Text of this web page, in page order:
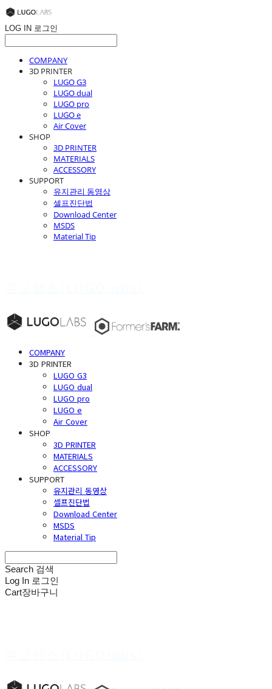
LOG IN 로그인
COMPANY
3D PRINTER
LUGO G3
LUGO dual
LUGO pro
LUGO e
Air Cover
SHOP
3D PRINTER
MATERIALS
ACCESSORY
SUPPORT
유지관리 동영상
셀프진단법
Download Center
MSDS
Material Tip
COMPANY
3D PRINTER
LUGO G3
LUGO dual
LUGO pro
LUGO e
Air Cover
SHOP
3D PRINTER
MATERIALS
ACCESSORY
SUPPORT
유지관리 동영상
셀프진단법
Download Center
MSDS
Material Tip
Search 검색
Log In 로그인
Cart장바구니